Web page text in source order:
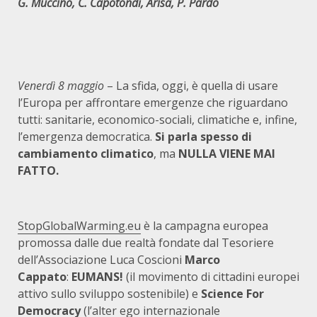
Venerdì 8 maggio – La sfida, oggi, è quella di usare
l’Europa per affrontare emergenze che riguardano
tutti: sanitarie, economico-sociali, climatiche e, infine,
l’emergenza democratica. Si parla spesso di
cambiamento climatico, ma NULLA VIENE MAI
FATTO.
StopGlobalWarming.eu è la campagna europea
promossa dalle due realtà fondate dal Tesoriere
dell’Associazione Luca Coscioni Marco
Cappato: EUMANS! (il movimento di cittadini europei
attivo sullo sviluppo sostenibile) e Science For
Democracy(l’alter ego internazionale